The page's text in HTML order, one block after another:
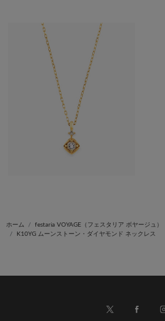
ホーム festaria VOYAGE（フェスタリア ボヤージュ）
K10YG ムーンストーン・ダイヤモンド ネックレス